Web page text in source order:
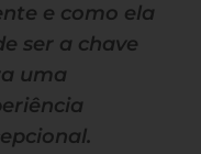
e como ela
ser a chave
uma